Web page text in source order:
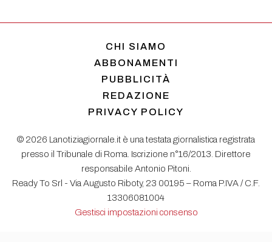
CHI SIAMO
ABBONAMENTI
PUBBLICITÀ
REDAZIONE
PRIVACY POLICY
© 2026 Lanotiziagiornale.it è una testata giornalistica registrata
presso il Tribunale di Roma. Iscrizione n°16/2013. Direttore
responsabile Antonio Pitoni.
Ready To Srl - Via Augusto Riboty, 23 00195 – Roma P.IVA / C.F.
13306081004
Gestisci impostazioni consenso